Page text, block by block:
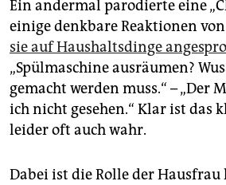
Ein andermal parodierte eine
einige denkbare Reaktionen
sie auf Haushaltsdinge
„Spülmaschine ausräumen?
gemacht werden muss.“ – „Der
ich nicht gesehen.“ Klar ist das
leider oft auch wahr.
Dabei ist die Rolle der Hausfrau